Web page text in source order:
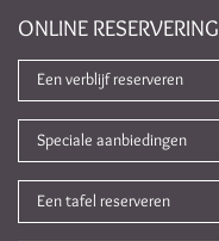
ONLINE RESERVERING
Een verblijf reserveren
Speciale aanbiedingen
Een tafel reserveren